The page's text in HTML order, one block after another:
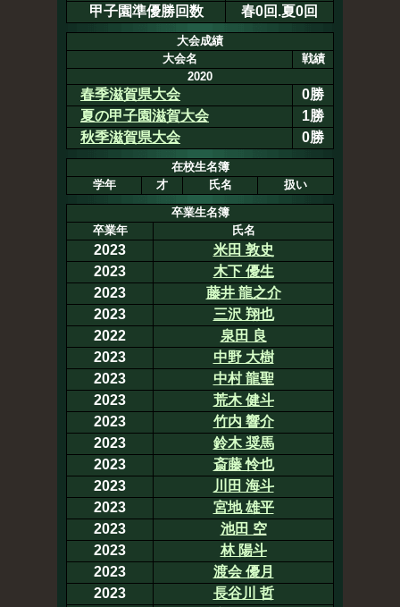
甲子園準優勝回数
春0回.夏0回
大会成績
大会名
戦績
2020
春季滋賀県大会
0勝
夏の甲子園滋賀大会
1勝
秋季滋賀県大会
0勝
在校生名簿
学年
才 氏名 扱い
卒業生名簿
卒業年
氏名
2023
米田 敦史
2023
木下 優生
2023
藤井 龍之介
2023
三沢 翔也
2022
泉田 良
2023
中野 大樹
2023
中村 龍聖
2023
荒木 健斗
2023
竹内 響介
2023
鈴木 奨馬
2023
斎藤 怜也
2023
川田 海斗
2023
宮地 雄平
2023
池田 空
2023
林 陽斗
2023
渡会 優月
2023
長谷川 哲